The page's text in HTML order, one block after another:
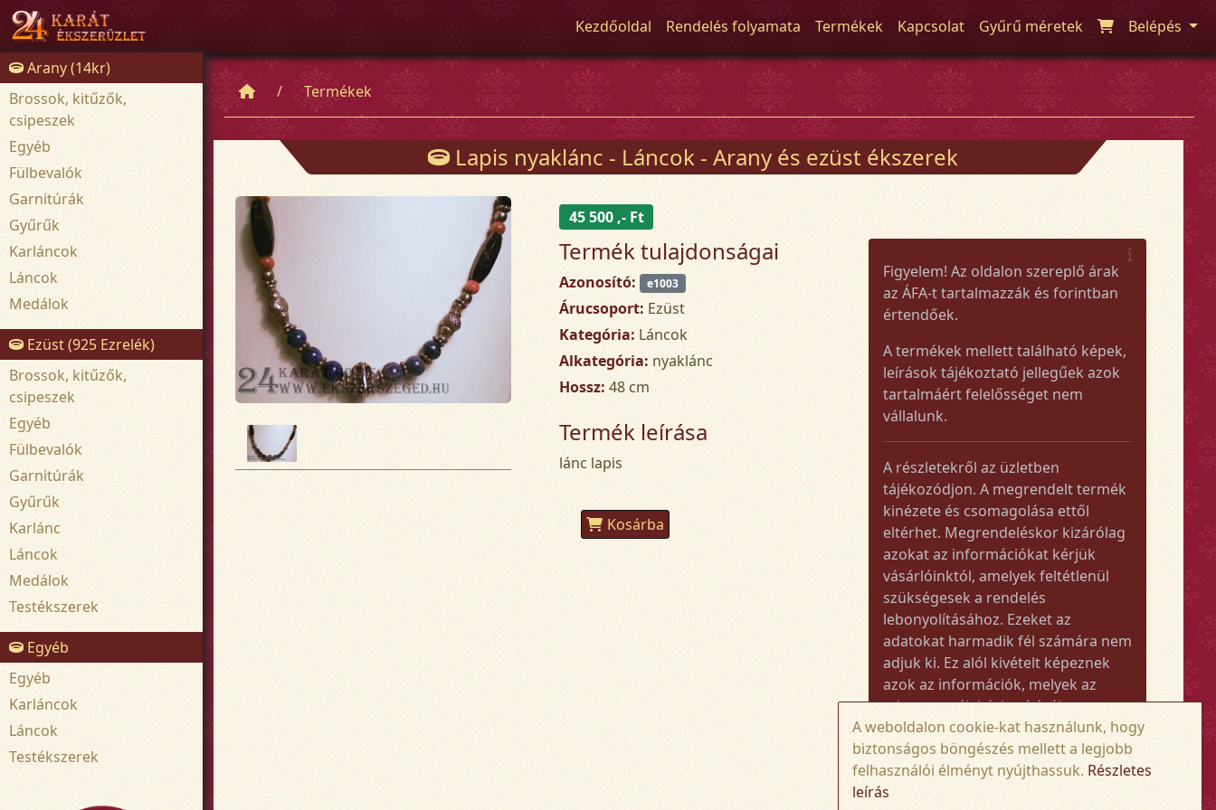
Kezdőoldal Rendelés folyamata Termékek Kapcsolat Gyűrű méretek Belépés
Arany (14kr)
Brossok, kitűzők,
csipeszek
Egyéb
Fülbevalók
Garnitúrák
Gyűrűk
Karláncok
Láncok
Medálok
Ezüst (925 Ezrelék)
Brossok, kitűzők,
csipeszek
Egyéb
Fülbevalók
Garnitúrák
Gyűrűk
Karlánc
Láncok
Medálok
Testékszerek
Egyéb
Egyéb
Karláncok
Láncok
Testékszerek
Termékek
Lapis nyaklánc - Láncok - Arany és ezüst ékszerek
45 500 ,- Ft
Termék tulajdonságai
Azonosító: e1003
Árucsoport: Ezüst
Kategória: Láncok
Alkategória: nyaklánc
Hossz: 48 cm
Termék leírása
lánc lapis
Kosárba
Figyelem! Az oldalon szereplő árak
az ÁFA-t tartalmazzák és forintban
értendőek.
A termékek mellett található képek,
leírások tájékoztató jellegűek azok
tartalmáért felelősséget nem
vállalunk.
A részletekről az üzletben
tájékozódjon. A megrendelt termék
kinézete és csomagolása ettől
eltérhet. Megrendeléskor kizárólag
azokat az információkat kérjük
vásárlóinktól, amelyek feltétlenül
szükségesek a rendelés
lebonyolításához. Ezeket az
adatokat harmadik fél számára nem
adjuk ki. Ez alól kivételt képeznek
azok az információk, melyek az
adott termék kézbesítéséhez vagy
kiszállításához szükségesek.
Amennyiben a megrendelt termék
összege meghaladja az 50.000 Ft-ot,
A weboldalon cookie-kat használunk, hogy
biztonságos böngészés mellett a legjobb
felhasználói élményt nyújthassuk. Részletes
leírás